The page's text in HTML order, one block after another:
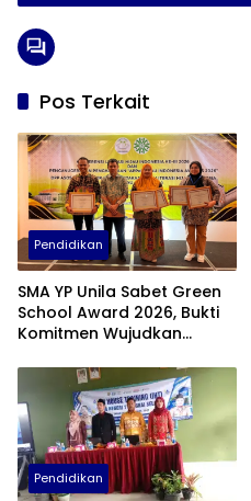
Pos Terkait
Pendidikan
SMA YP Unila Sabet Green
School Award 2026, Bukti
Komitmen Wujudkan
Pendidikan